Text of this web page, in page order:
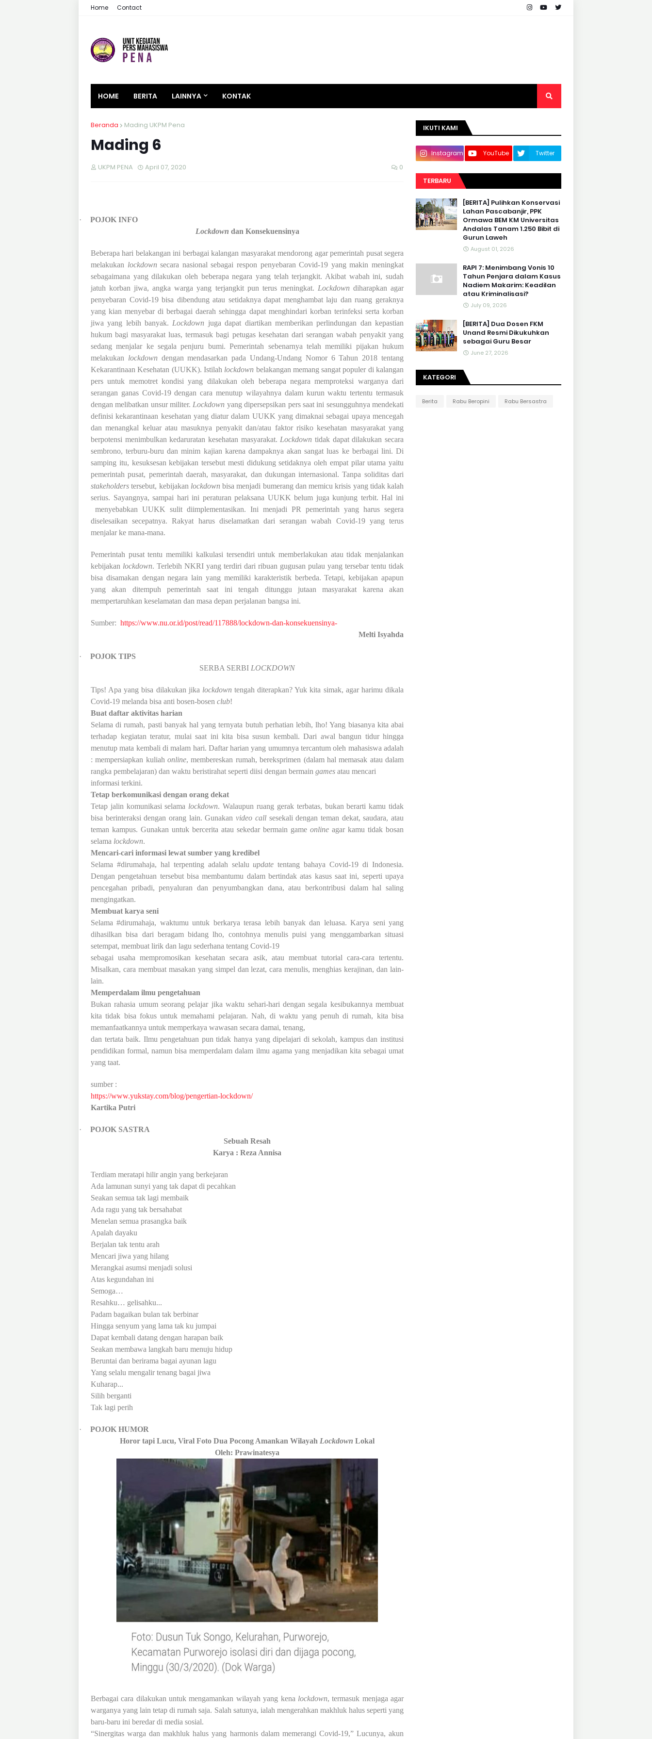
Home Contact
HOME BERITA LAINNYA KONTAK
Beranda Mading UKPM Pena
Mading 6
UKPM PENA April 07, 2020 0
·
POJOK INFO
Lockdown dan Konsekuensinya
Beberapa hari belakangan ini berbagai kalangan masyarakat mendorong agar pemerintah pusat segera
melakukan lockdown secara nasional sebagai respon penyebaran Covid-19 yang makin meningkat
sebagaimana yang dilakukan oleh beberapa negara yang telah terjangkit. Akibat wabah ini, sudah
jatuh korban jiwa, angka warga yang terjangkit pun terus meningkat. Lockdown diharapkan agar
penyebaran Covid-19 bisa dibendung atau setidaknya dapat menghambat laju dan ruang geraknya
yang kian menyebar di berbagai daerah sehingga dapat menghindari korban terinfeksi serta korban
jiwa yang lebih banyak. Lockdown juga dapat diartikan memberikan perlindungan dan kepastian
hukum bagi masyarakat luas, termasuk bagi petugas kesehatan dari serangan wabah penyakit yang
sedang menjalar ke segala penjuru bumi. Pemerintah sebenarnya telah memiliki pijakan hukum
melakukan lockdown dengan mendasarkan pada Undang-Undang Nomor 6 Tahun 2018 tentang
Kekarantinaan Kesehatan (UUKK). Istilah lockdown belakangan memang sangat populer di kalangan
pers untuk memotret kondisi yang dilakukan oleh beberapa negara memproteksi warganya dari
serangan ganas Covid-19 dengan cara menutup wilayahnya dalam kurun waktu tertentu termasuk
dengan melibatkan unsur militer. Lockdown yang dipersepsikan pers saat ini sesungguhnya mendekati
definisi kekarantinaan kesehatan yang diatur dalam UUKK yang dimaknai sebagai upaya mencegah
dan menangkal keluar atau masuknya penyakit dan/atau faktor risiko kesehatan masyarakat yang
berpotensi menimbulkan kedaruratan kesehatan masyarakat. Lockdown tidak dapat dilakukan secara
sembrono, terburu-buru dan minim kajian karena dampaknya akan sangat luas ke berbagai lini. Di
samping itu, kesuksesan kebijakan tersebut mesti didukung setidaknya oleh empat pilar utama yaitu
pemerintah pusat, pemerintah daerah, masyarakat, dan dukungan internasional. Tanpa soliditas dari
stakeholders tersebut, kebijakan lockdown bisa menjadi bumerang dan memicu krisis yang tidak kalah
serius. Sayangnya, sampai hari ini peraturan pelaksana UUKK belum juga kunjung terbit. Hal ini
menyebabkan UUKK sulit diimplementasikan. Ini menjadi PR pemerintah yang harus segera
diselesaikan secepatnya. Rakyat harus diselamatkan dari serangan wabah Covid-19 yang terus
menjalar ke mana-mana.
Pemerintah pusat tentu memiliki kalkulasi tersendiri untuk memberlakukan atau tidak menjalankan
kebijakan lockdown. Terlebih NKRI yang terdiri dari ribuan gugusan pulau yang tersebar tentu tidak
bisa disamakan dengan negara lain yang memiliki karakteristik berbeda. Tetapi, kebijakan apapun
yang akan ditempuh pemerintah saat ini tengah ditunggu jutaan masyarakat karena akan
mempertaruhkan keselamatan dan masa depan perjalanan bangsa ini.
Sumber: https://www.nu.or.id/post/read/117888/lockdown-dan-konsekuensinya-
Melti Isyahda
·
POJOK TIPS
SERBA SERBI LOCKDOWN
Tips! Apa yang bisa dilakukan jika lockdown tengah diterapkan? Yuk kita simak, agar harimu dikala
Covid-19 melanda bisa anti bosen-bosen club!
Buat daftar aktivitas harian
Selama di rumah, pasti banyak hal yang ternyata butuh perhatian lebih, lho! Yang biasanya kita abai
terhadap kegiatan teratur, mulai saat ini kita bisa susun kembali. Dari awal bangun tidur hingga
menutup mata kembali di malam hari. Daftar harian yang umumnya tercantum oleh mahasiswa adalah
: mempersiapkan kuliah online, membereskan rumah, bereksprimen (dalam hal memasak atau dalam
rangka pembelajaran) dan waktu beristirahat seperti diisi dengan bermain games atau mencari
informasi terkini.
Tetap berkomunikasi dengan orang dekat
Tetap jalin komunikasi selama lockdown. Walaupun ruang gerak terbatas, bukan berarti kamu tidak
bisa berinteraksi dengan orang lain. Gunakanvideo callsesekali dengan teman dekat, saudara, atau
teman kampus. Gunakan untuk bercerita atau sekedar bermain game online agar kamu tidak bosan
selama lockdown.
Mencari-cari informasi lewat sumber yang kredibel
Selama #dirumahaja, hal terpenting adalah selalu update tentang bahaya Covid-19di Indonesia.
Dengan pengetahuan tersebut bisa membantumu dalam bertindak atas kasus saat ini, seperti upaya
pencegahan pribadi, penyaluran dan penyumbangkan dana, atau berkontribusi dalam hal saling
mengingatkan.
Membuat karya seni
Selama #dirumahaja, waktumu untuk berkarya terasa lebih banyak dan leluasa. Karya seni yang
dihasilkan bisa dari beragam bidang lho, contohnya menulis puisi yang menggambarkan situasi
setempat, membuat lirik dan lagu sederhana tentang Covid-19
sebagai usaha mempromosikan kesehatan secara asik, atau membuat tutorial cara-cara tertentu.
Misalkan, cara membuat masakan yang simpel dan lezat, cara menulis,menghias kerajinan, dan lain-
lain.
Memperdalam ilmu pengetahuan
Bukan rahasia umum seorang pelajar jika waktu sehari-hari dengan segala kesibukannya membuat
kita tidak bisa fokus untuk memahami pelajaran. Nah, di waktu yang penuh di rumah, kita bisa
memanfaatkannya untuk memperkaya wawasan secara damai, tenang,
dan tertata baik. Ilmu pengetahuan pun tidak hanya yang dipelajari di sekolah, kampus dan institusi
pendidikan formal, namun bisa memperdalam dalam ilmu agama yang menjadikan kita sebagai umat
yang taat.
sumber :
https://www.yukstay.com/blog/pengertian-lockdown/
Kartika Putri
·
POJOK SASTRA
Sebuah Resah
Karya : Reza Annisa
Terdiam meratapi hilir angin yang berkejaran
Ada lamunan sunyi yang tak dapat di pecahkan
Seakan semua tak lagi membaik
Ada ragu yang tak bersahabat
Menelan semua prasangka baik
Apalah dayaku
Berjalan tak tentu arah
Mencari jiwa yang hilang
Merangkai asumsi menjadi solusi
Atas kegundahan ini
Semoga…
Resahku… gelisahku...
Padam bagaikan bulan tak berbinar
Hingga senyum yang lama tak ku jumpai
Dapat kembali datang dengan harapan baik
Seakan membawa langkah baru menuju hidup
Beruntai dan berirama bagai ayunan lagu
Yang selalu mengalir tenang bagai jiwa
Kuharap...
Silih berganti
Tak lagi perih
·
POJOK HUMOR
Horor tapi Lucu, Viral Foto Dua Pocong Amankan Wilayah Lockdown Lokal
Oleh: Prawinatesya
Berbagai cara dilakukan untuk mengamankan wilayah yang kena lockdown, termasuk menjaga agar
warganya yang lain tetap di rumahsaja. Salah satunya, ialah mengerahkan makhluk halus seperti yang
baru-baru ini beredar di media sosial.
“Sinergitas warga dan makhluk halus yang harmonis dalam memerangi Covid-19,” Lucunya, akun
IKUTI KAMI
Instagram YouTube Twitter
TERBARU
[BERITA] Pulihkan Konservasi
Lahan Pascabanjir, PPK
Ormawa BEM KM Universitas
Andalas Tanam 1.250 Bibit di
Gurun Laweh
August 01, 2026
RAPI 7: Menimbang Vonis 10
Tahun Penjara dalam Kasus
Nadiem Makarim: Keadilan
atau Kriminalisasi?
July 09, 2026
[BERITA] Dua Dosen FKM
Unand Resmi Dikukuhkan
sebagai Guru Besar
June 27, 2026
KATEGORI
Berita Rabu Beropini Rabu Bersastra